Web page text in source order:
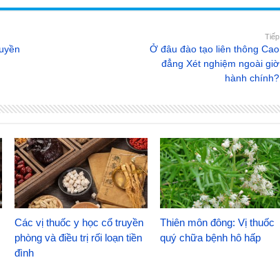
Tiếp
Ở đâu đào tạo liên thông Cao
đẳng Xét nghiệm ngoài giờ
hành chính?
Các vị thuốc y học cổ truyền
phòng và điều trị rối loạn tiền
đình
Thiên môn đông: Vị thuốc
quý chữa bệnh hô hấp